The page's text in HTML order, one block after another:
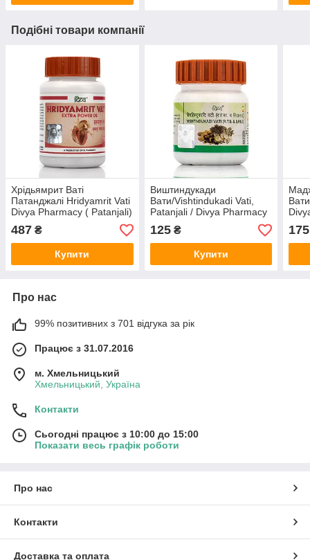
Подібні товари компанії
Хрідьямрит Ваті
Патанджалі Hridyamrit Vati
Divya Pharmacy ( Patanjali)
, 80 таб.
487 ₴
Купити
Виштиндукади
Вати/Vishtindukadi Vati,
Patanjali / Divya Pharmacy
/ 80 таб
125₴
Купити
175
Про нас
99% позитивних з 701 відгука за рік
Працює з 31.07.2016
м. Хмельницький
Хмельницький, Україна
Контакти
Сьогодні працює з 10:00 до 15:00
Показати весь графік роботи
Про нас
Контакти
Доставка та оплата